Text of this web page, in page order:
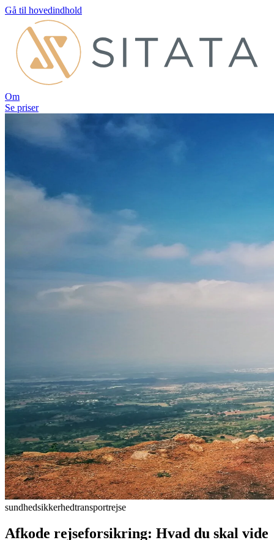
Gå til hovedindhold
Om
Se priser
sundhedsikkerhedtransportrejse
Afkode rejseforsikring: Hvad du skal vide